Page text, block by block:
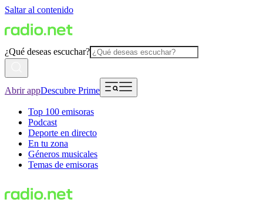
Saltar al contenido
¿Qué deseas escuchar?
Abrir appDescubre Prime
Top 100 emisoras
Podcast
Deporte en directo
En tu zona
Géneros musicales
Temas de emisoras